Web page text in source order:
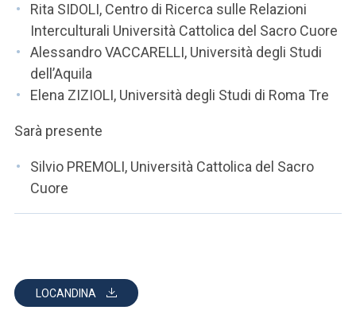
Rita SIDOLI, Centro di Ricerca sulle Relazioni
Interculturali Università Cattolica del Sacro Cuore
Alessandro VACCARELLI, Università degli Studi
dell’Aquila
Elena ZIZIOLI, Università degli Studi di Roma Tre
Sarà presente
Silvio PREMOLI, Università Cattolica del Sacro
Cuore
LOCANDINA